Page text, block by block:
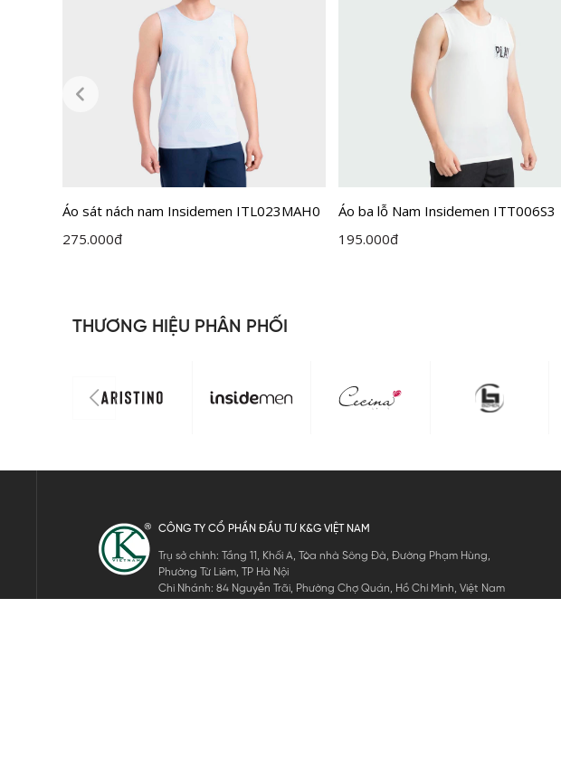
Áo sát nách nam Insidemen ITL023MAH0
275.000đ
Áo ba lỗ Nam Insidemen ITT006S3
195.000đ
THƯƠNG HIỆU PHÂN PHỐI
CÔNG TY CỔ PHẦN ĐẦU TƯ K&G VIỆT NAM
Trụ sở chính: Tầng 11, Khối A, Tòa nhà Sông Đà, Đường Phạm Hùng,
Phường Từ Liêm, TP Hà Nội
Chi Nhánh: 84 Nguyễn Trãi, Phường Chợ Quán, Hồ Chí Minh, Việt Nam